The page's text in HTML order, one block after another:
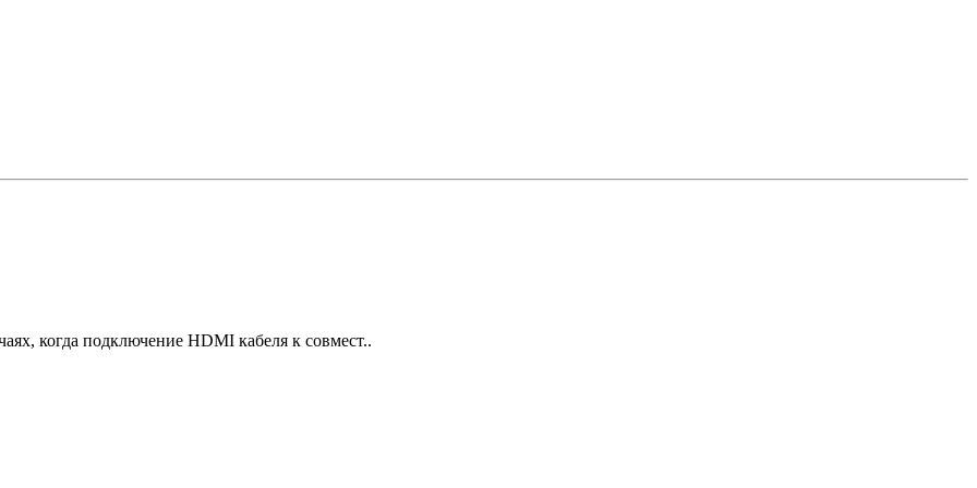
когда подключение HDMI кабеля к совмест..